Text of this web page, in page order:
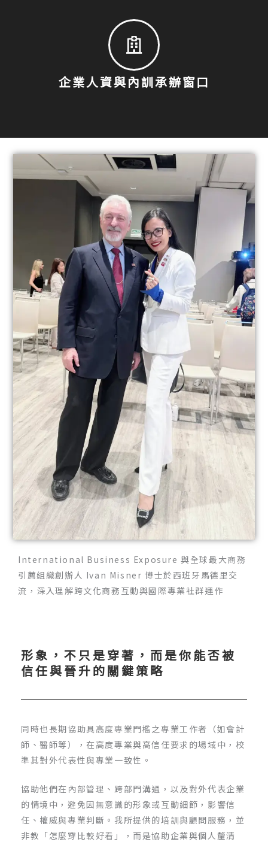
企業人資與內訓承辦窗口
形象，不只是穿著，而是你能否被
信任與晉升的關鍵策略
同時也長期協助具高度專業門檻之專業工作者（如會計
師、醫師等），在高度專業與高信任要求的場域中，校
準其對外代表性與專業一致性。
協助他們在內部管理、跨部門溝通，以及對外代表企業
的情境中，避免因無意識的形象或互動細節，影響信
任、權威與專業判斷。我所提供的培訓與顧問服務，並
非教「怎麼穿比較好看」，而是協助企業與個人釐清
I nternational Business Exposure與全球最大商務
引薦組織創辦人 Ivan Misner博士於西班牙馬德里交
流，深入理解跨文化商務互動與國際專業社群運作